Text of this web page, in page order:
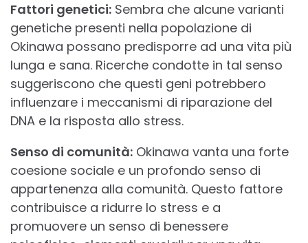
Fattori genetici: Sembra che alcune varianti
genetiche presenti nella popolazione di
Okinawa possano predisporre ad una vita più
lunga e sana. Ricerche condotte in tal senso
suggeriscono che questi geni potrebbero
influenzare i meccanismi di riparazione del
DNA e la risposta allo stress.
Senso di comunità: Okinawa vanta una forte
coesione sociale e un profondo senso di
appartenenza alla comunità. Questo fattore
contribuisce a ridurre lo stress e a
promuovere un senso di benessere